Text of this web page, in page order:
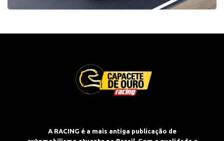
A RACING é a mais antiga publicação de